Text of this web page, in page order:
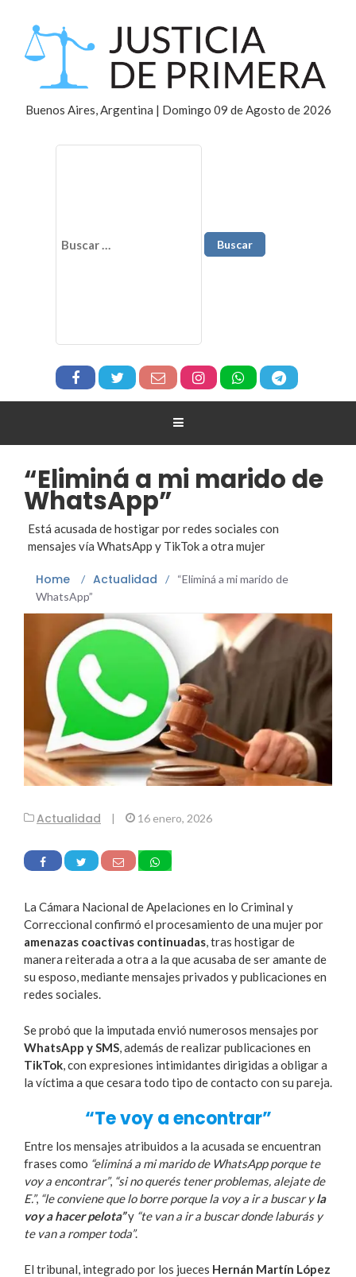
Buenos Aires, Argentina | Domingo 09 de Agosto de 2026
“Eliminá a mi marido de
WhatsApp”
Está acusada de hostigar por redes sociales con
mensajes vía WhatsApp y TikTok a otra mujer
Home / Actualidad /
“Eliminá a mi marido de
WhatsApp”
Actualidad | 16 enero, 2026
La Cámara Nacional de Apelaciones en lo Criminal y
Correccional confirmó el procesamiento de una mujer por
amenazas coactivas continuadas, tras hostigar de
manera reiterada a otra a la que acusaba de ser amante de
su esposo, mediante mensajes privados y publicaciones en
redes sociales.
Se probó que la imputada envió numerosos mensajes por
WhatsApp y SMS, además de realizar publicaciones en
TikTok, con expresiones intimidantes dirigidas a obligar a
la víctima a que cesara todo tipo de contacto con su pareja.
“Te voy a encontrar”
Entre los mensajes atribuidos a la acusada se encuentran
frases como “eliminá a mi marido de WhatsApp porque te
voy a encontrar”, “si no querés tener problemas, alejate de
E.”, “le conviene que lo borre porque la voy a ir a buscar yla
voy a hacer pelota”y “te van a ir a buscar donde laburás y
te van a romper toda”.
El tribunal, integrado por los jueces Hernán Martín López